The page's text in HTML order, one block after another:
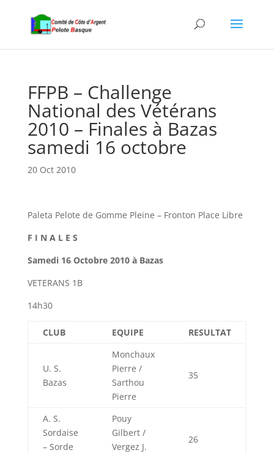
FFPB – Challenge
National des Vétérans
2010 – Finales à Bazas
samedi 16 octobre
20 Oct 2010
Paleta Pelote de Gomme Pleine – Fronton Place Libre
F I N A L E S
Samedi 16 Octobre 2010 à Bazas
VETERANS 1B
14h30
CLUB EQUIPE RESULTAT
U. S.
Bazas
Monchaux
Pierre /
Sarthou
Pierre
35
A. S.
Sordaise
– Sorde
Pouy
Gilbert /
Vergez J.
26